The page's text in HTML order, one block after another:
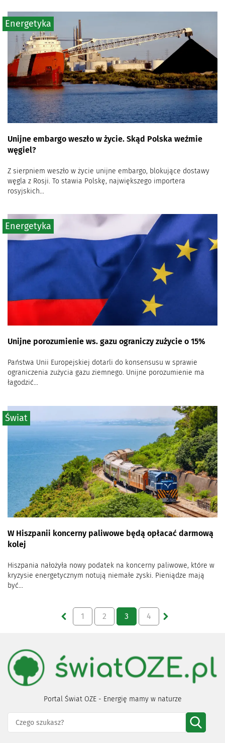
Unijne embargo weszło w życie. Skąd Polska weźmie
węgiel?
Z sierpniem weszło w życie unijne embargo, blokujące dostawy
węgla z Rosji. To stawia Polskę, największego importera
rosyjskich...
Energetyka
Unijne porozumienie ws. gazu ograniczy zużycie o 15%
Państwa Unii Europejskiej dotarli do konsensusu w sprawie
ograniczenia zużycia gazu ziemnego. Unijne porozumienie ma
łagodzić...
Energetyka
W Hiszpanii koncerny paliwowe będą opłacać darmową
kolej
Hiszpania nałożyła nowy podatek na koncerny paliwowe, które w
kryzysie energetycznym notują niemałe zyski. Pieniądze mają
być...
Świat
1 2 3 4
Portal Świat OZE - Energię mamy w naturze